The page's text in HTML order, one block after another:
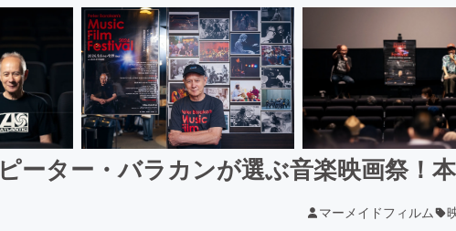
ピーター・バラカンが選ぶ音楽映画祭！
マーメイドフィルム